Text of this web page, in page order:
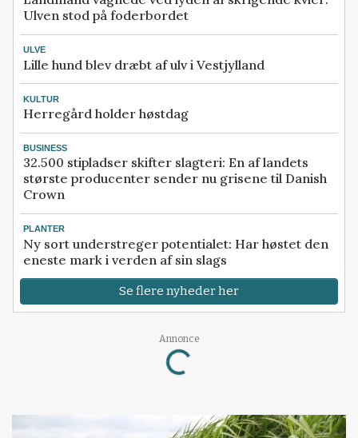
Ulven stod på foderbordet
ULVE
Lille hund blev dræbt af ulv i Vestjylland
KULTUR
Herregård holder høstdag
BUSINESS
32.500 stipladser skifter slagteri: En af landets
største producenter sender nu grisene til Danish
Crown
PLANTER
Ny sort understreger potentialet: Har høstet den
eneste mark i verden af sin slags
Se flere nyheder her
Annonce
Loading...